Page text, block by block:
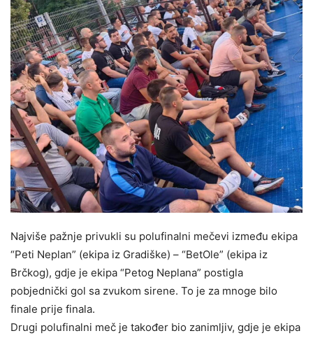
Najviše pažnje privukli su polufinalni mečevi između ekipa
“Peti Neplan” (ekipa iz Gradiške) – “BetOle” (ekipa iz
Brčkog), gdje je ekipa “Petog Neplana” postigla
pobjednički gol sa zvukom sirene. To je za mnoge bilo
finale prije finala.
Drugi polufinalni meč je također bio zanimljiv, gdje je ekipa